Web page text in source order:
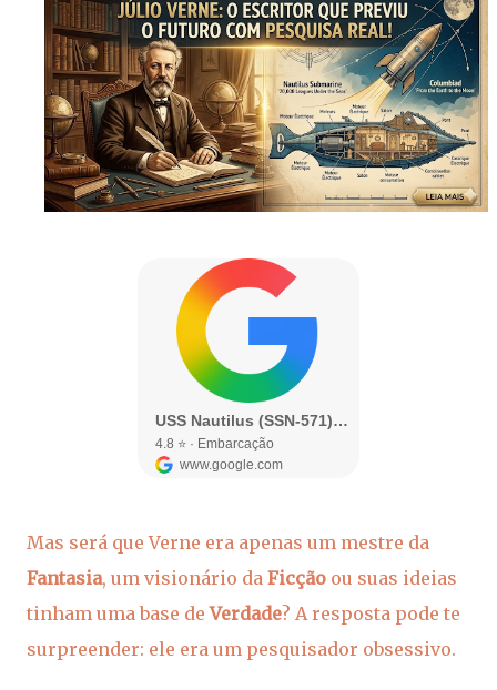
Mas será que Verne era apenas um mestre da
Fantasia, um visionário da Ficção ou suas ideias
tinham uma base deVerdade? A resposta pode te
surpreender: ele era um pesquisador obsessivo.